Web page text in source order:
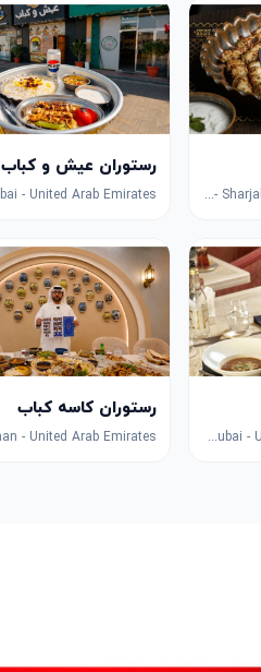
8F53+FPG - University City Rd - Muwaileh Commercial - Industrial Area - Sharjah - United Arab Emirates
رستوران عیش و کباب
694 Sheikh Zayed Rd - Al Manara - Dubai - United Arab Emirates
رستوران کاسه کباب